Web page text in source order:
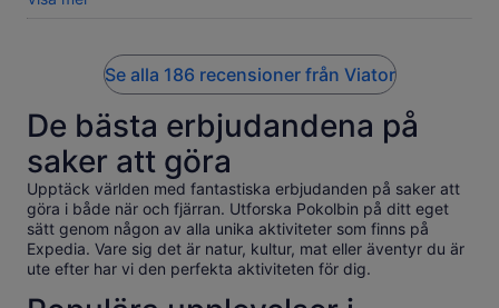
throughout the day. Dave at Sobels winery was first a
commentary on wine making in Australia, the process and
stories throughout the extensive tasting! The lunch was at a
beautiful venue with views of the rolling landscape and a full
sit down meal. Overall, a great value and a highly
recommended tour to experience the Hunter Valley and
wines.
Se alla 186 recensioner från Viator
De bästa erbjudandena på
saker att göra
Upptäck världen med fantastiska erbjudanden på saker att
göra i både när och fjärran. Utforska Pokolbin på ditt eget
sätt genom någon av alla unika aktiviteter som finns på
Expedia. Vare sig det är natur, kultur, mat eller äventyr du är
ute efter har vi den perfekta aktiviteten för dig.